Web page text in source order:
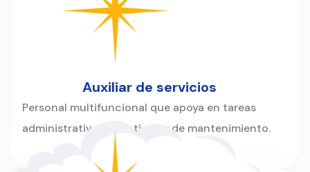
Auxiliar de servicios
Personal multifuncional que apoya en tareas
administrativas, logísticas y de mantenimiento.